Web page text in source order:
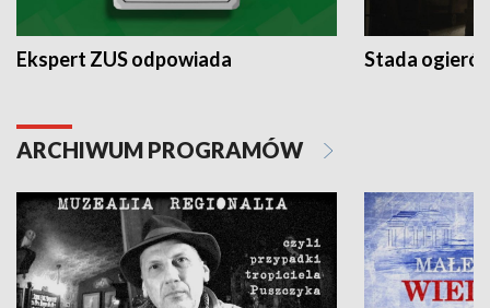
Ekspert ZUS odpowiada Stada
ARCHIWUM PROGRAMÓW